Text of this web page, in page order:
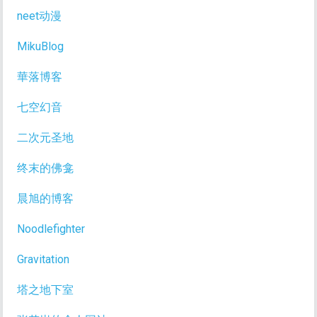
neet动漫
MikuBlog
華落博客
七空幻音
二次元圣地
终末的佛龛
晨旭的博客
Noodlefighter
Gravitation
塔之地下室